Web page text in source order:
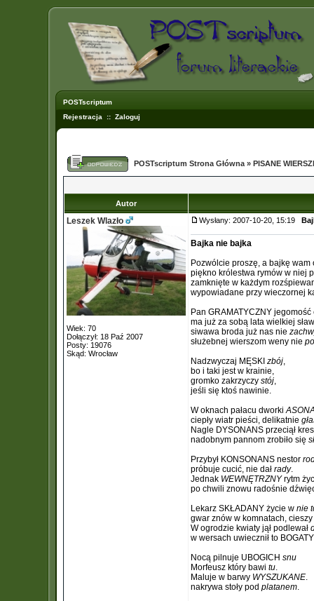
POSTscriptum
Rejestracja :: Zaloguj
POSTscriptum Strona Główna » PISANE
Autor
Leszek Wlazło
Wiek: 70
Dołączył: 18 Paź 2007
Posty: 19076
Skąd: Wrocław
Wysłany: 2007-10-20, 15:19
Bajka nie bajka
Pozwólcie proszę, a bajkę wam
piękno królestwa rymów w niej
zamknięte w każdym
wypowiadane przy wieczornej
Pan GRAMATYCZNY
ma już za sobą lata wielkiej
siwawa broda już nas nie
służebnej wierszom weny nie
Nadzwyczaj MĘSKI zbój,
bo i taki jest w krainie,
gromko zakrzyczy stój,
jeśli się ktoś nawinie.
W oknach pałacu dworki
ciepły wiatr pieści, delikatnie
Nagle DYSONANS przeciął
nadobnym pannom zrobiło się
Przybył KONSONANS nestor
próbuje cucić, nie dał rady.
Jednak WEWNĘTRZNYrytm
po chwili znowu radośnie
Lekarz SKŁADANY życie w nie
gwar znów w komnatach, cieszy
W ogrodzie kwiaty jął podlewał
w wersach uwiecznił to
Nocą pilnuje UBOGICH snu
Morfeusz który bawi tu.
Maluje w barwy WYSZUKANE.
nakrywa stoły pod platanem.